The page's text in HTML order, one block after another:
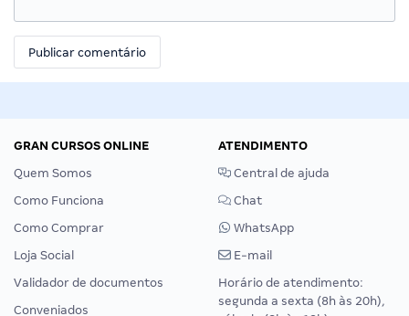
GRAN CURSOS ONLINE
Quem Somos
Como Funciona
Como Comprar
Loja Social
Validador de documentos
Conveniados
ATENDIMENTO
Central de ajuda
Chat
WhatsApp
E-mail
Horário de atendimento:
segunda a sexta (8h às 20h),